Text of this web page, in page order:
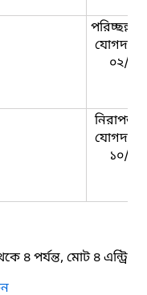
০২/
১০/
৪ পর্যন্ত, মোট ৪ এন্ট্রি